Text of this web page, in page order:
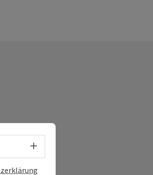
Sprachwahl - Menü öffnen